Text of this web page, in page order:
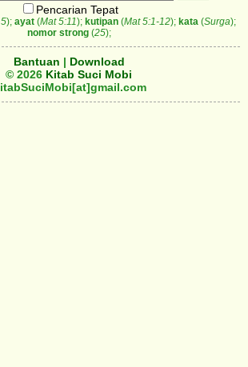
Pencarian Tepat
); ayat(Mat 5:11); kutipan(Mat 5:1-12); kata(Surga);
nomor strong(25);
Bantuan | Download
© 2026 Kitab Suci Mobi